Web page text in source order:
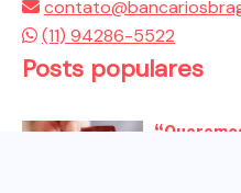
(11) 94286-5522
Posts populares